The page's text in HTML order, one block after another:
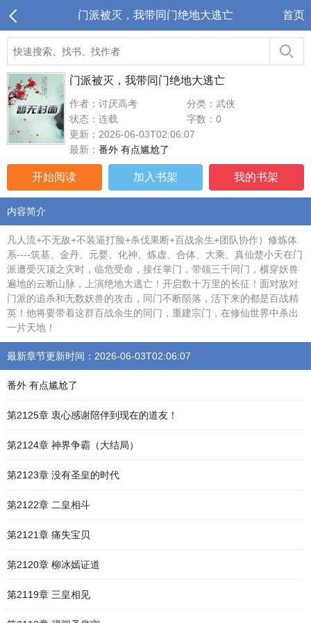
门派被灭，我带同门绝地大逃亡 首页
门派被灭，我带同门绝地大逃亡
作者：讨厌高考
分类：武侠
状态：连载
字数：0
更新：2026-06-03T02:06:07
最新： 番外 有点尴尬了
开始阅读 加入书架 我的书架
内容简介
凡人流+不无敌+不装逼打脸+杀伐果断+百战余生+团队协作）修炼体
系----筑基、金丹、元婴、化神、炼虚、合体、大乘、真仙楚小天在门
派遭受灭顶之灾时，临危受命，接任掌门，带领三千同门，横穿妖兽
遍地的云断山脉，上演绝地大逃亡！开启数十万里的长征！面对敌对
门派的追杀和无数妖兽的攻击，同门不断陨落，活下来的都是百战精
英！他将要带着这群百战余生的同门，重建宗门，在修仙世界中杀出
一片天地！
最新章节更新时间：2026-06-03T02:06:07
番外 有点尴尬了
第2125章 衷心感谢陪伴到现在的道友！
第2124章 神界争霸（大结局）
第2123章 没有圣皇的时代
第2122章 二皇相斗
第2121章 痛失宝贝
第2120章 柳冰嫣证道
第2119章 三皇相见